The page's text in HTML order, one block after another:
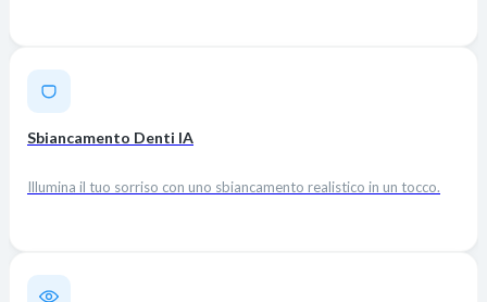
Sbiancamento Denti IA
Illumina il tuo sorriso con uno sbiancamento realistico in un tocco.